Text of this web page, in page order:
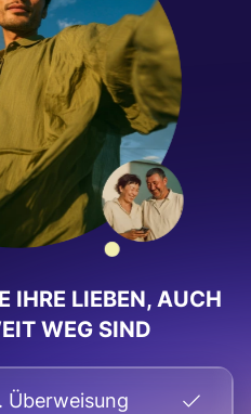
IHRE LIEBEN, AUCH
WEG SIND
Überweisung